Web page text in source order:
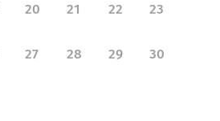
20 21 22 23
27 28 29 30